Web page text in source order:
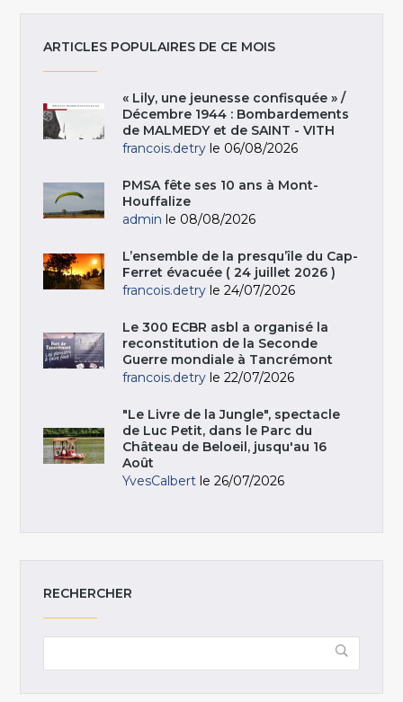
ARTICLES POPULAIRES DE CE MOIS
« Lily, une jeunesse confisquée » /
Décembre 1944 : Bombardements
de MALMEDY et de SAINT - VITH
francois.detry le 06/08/2026
PMSA fête ses 10 ans à Mont-
Houffalize
admin le 08/08/2026
L’ensemble de la presqu’île du Cap-
Ferret évacuée ( 24 juillet 2026 )
francois.detry le 24/07/2026
Le 300 ECBR asbl a organisé la
reconstitution de la Seconde
Guerre mondiale à Tancrémont
francois.detry le 22/07/2026
"Le Livre de la Jungle", spectacle
de Luc Petit, dans le Parc du
Château de Beloeil, jusqu'au 16
Août
YvesCalbert le 26/07/2026
RECHERCHER